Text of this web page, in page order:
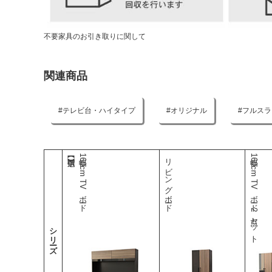
不要家具のお引き取りに関して
関連商品
テレビ台・ハイタイプ オリジナル フルス
シリーズ
幅160cm TVボード リビングボード 幅160cm TVボード2点セット